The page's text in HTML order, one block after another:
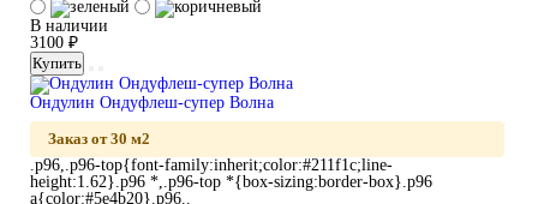
В наличии
3100 ₽
Купить
Ондулин Ондуфлеш-супер Волна
Заказ от 30 м2
.p96,.p96-top{font-family:inherit;color:#211f1c;line-
height:1.62}.p96 *,.p96-top *{box-sizing:border-box}.p96
a{color:#5e4b20}.p96..